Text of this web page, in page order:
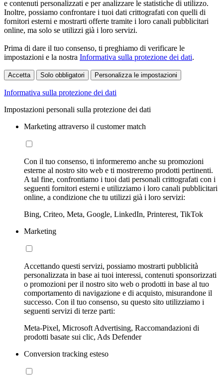
e contenuti personalizzati e per analizzare le statistiche di utilizzo.
Inoltre, possiamo confrontare i tuoi dati crittografati con quelli di
fornitori esterni e mostrarti offerte tramite i loro canali pubblicitari
online, ma solo se utilizzi già i loro servizi.
Prima di dare il tuo consenso, ti preghiamo di verificare le
impostazioni e la nostra Informativa sulla protezione dei dati.
Accetta Solo obbligatori Personalizza le impostazioni
Informativa sulla protezione dei dati
Impostazioni personali sulla protezione dei dati
Marketing attraverso il customer match
Con il tuo consenso, ti informeremo anche su promozioni
esterne al nostro sito web e ti mostreremo prodotti pertinenti.
A tal fine, confrontiamo i tuoi dati personali crittografati con i
seguenti fornitori esterni e utilizziamo i loro canali pubblicitari
online, a condizione che tu utilizzi già i loro servizi:
Bing, Criteo, Meta, Google, LinkedIn, Printerest, TikTok
Marketing
Accettando questi servizi, possiamo mostrarti pubblicità
personalizzata in base ai tuoi interessi, contenuti sponsorizzati
o promozioni per il nostro sito web o prodotti in base al tuo
comportamento di navigazione e di acquisto, misurandone il
successo. Con il tuo consenso, su questo sito utilizziamo i
seguenti servizi di terze parti:
Meta-Pixel, Microsoft Advertising, Raccomandazioni di
prodotti basate sui clic, Ads Defender
Conversion tracking esteso